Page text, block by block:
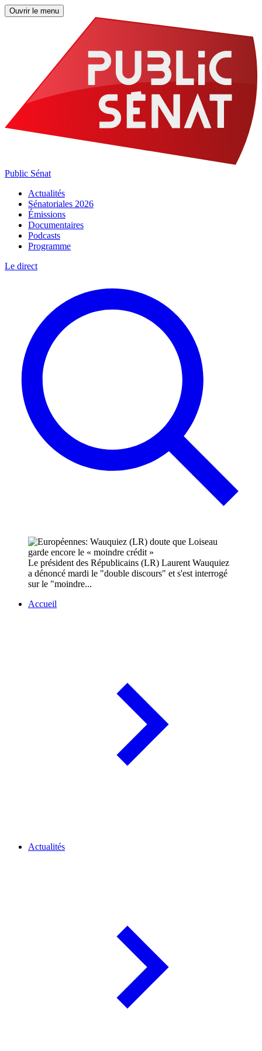
Ouvrir le menu
Public Sénat
Actualités
Sénatoriales 2026
Émissions
Documentaires
Podcasts
Programme
Le direct
Le président des Républicains (LR) Laurent Wauquiez
a dénoncé mardi le "double discours" et s'est interrogé
sur le "moindre...
Accueil
Actualités